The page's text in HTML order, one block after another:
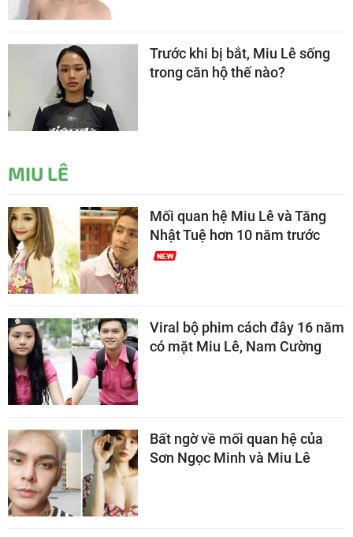
Trước khi bị bắt, Miu Lê sống
trong căn hộ thế nào?
MIU LÊ
Mối quan hệ Miu Lê và Tăng
Nhật Tuệ hơn 10 năm trước
Viral bộ phim cách đây 16 năm
có mặt Miu Lê, Nam Cường
Bất ngờ về mối quan hệ của
Sơn Ngọc Minh và Miu Lê